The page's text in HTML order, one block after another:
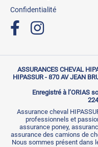
Confidentialité
ASSURANCES CHEVAL
HIPASSUR - 870 AV JEAN
Enregistré à l’ORIAS
Assurance cheval
professionnels et
assurance poney,
assurance des camions de
Nous sommes présent dans